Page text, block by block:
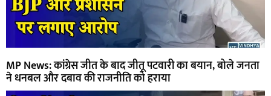
MP News: कांग्रेस जीत के बाद जीतू पटवारी का बयान, बोले जनता
ने धनबल और दबाव की राजनीति को हराया